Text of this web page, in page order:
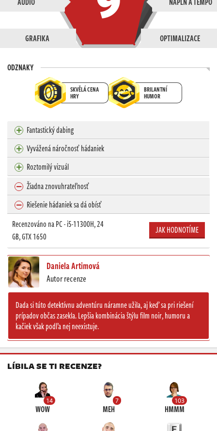
OPTIMALIZACE
GRAFIKA
ODZNAKY
SKVĚLÁ CENA
HRY
BRILANTNÍ
HUMOR
Fantastický dabing
Vyvážená náročnosť hádaniek
Roztomilý vizuál
Žiadna znovuhrateľnosť
Riešenie hádaniek sa dá obísť
Recenzováno na PC - i5-11300H, 24
GB, GTX 1650
JAK HODNOTÍME
Daniela Artimová
Autor recenze
Dada si túto detektívnu adventúru náramne užila, aj keď sa pri riešení
prípadov občas zasekla. Lepšia kombinácia štýlu film noir, humoru a
kačiek však podľa nej neexistuje.
LÍBILA SE TI RECENZE?
14
WOW
7
MEH
103
HMMM